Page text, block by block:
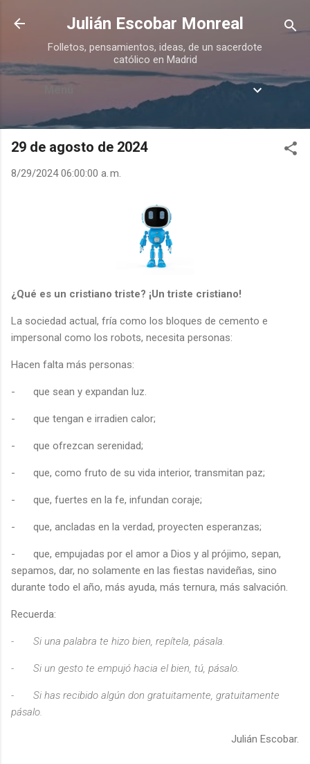
Ir al contenido principal
Julián Escobar Monreal
Folletos, pensamientos, ideas, de un sacerdote
católico en Madrid
Menú
29 de agosto de 2024
8/29/2024 06:00:00 a. m.
¿Qué es un cristiano triste? ¡Un triste cristiano!
La sociedad actual, fría como los bloques de cemento e
impersonal como los robots, necesita personas:
Hacen falta más personas:
- que sean y expandan luz.
- que tengan e irradien calor;
- que ofrezcan serenidad;
- que, como fruto de su vida interior, transmitan paz;
- que, fuertes en la fe, infundan coraje;
- que, ancladas en la verdad, proyecten esperanzas;
-
que, empujadas por el amor a Dios y al prójimo, sepan,
sepamos, dar, no solamente en las fiestas navideñas, sino
durante todo el año, más ayuda, más ternura, más salvación.
Recuerda:
- Si una palabra te hizo bien, repítela, pásala.
- Si un gesto te empujó hacia el bien, tú, pásalo.
-
Si has recibido algún don gratuitamente, gratuitamente
pásalo.
Julián Escobar.